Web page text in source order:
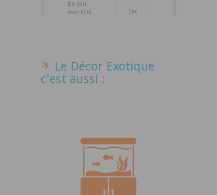
Do you
own this
OK
Le Décor Exotique
c’est aussi :